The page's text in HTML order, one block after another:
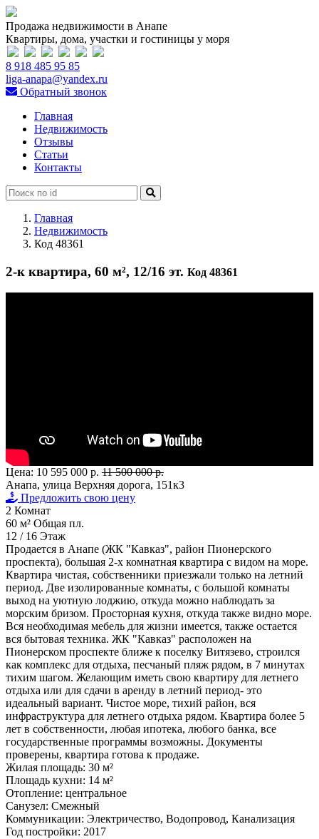
Продажа недвижимости в Анапе
Квартиры, дома, участки и гостиницы у моря
8 918 485 95 85
liga-anapa@yandex.ru
Обратный звонок
Главная
Недвижимость
Отзывы
Статьи
Контакты
Главная
Недвижимость
Код 48361
2-к квартира, 60 м², 12/16 эт. Код 48361
Цена: 10 595 000 р. 11 500 000 р.
Анапа, улица Верхняя дорога, 151к3
Предложить свою цену
2 Комнат
60 м² Общая пл.
12 / 16 Этаж
Продается в Анапе (ЖК "Кавказ", район Пионерского
проспекта), большая 2-х комнатная квартира с видом на море.
Квартира чистая, собственники приезжали только на летний
период. Две изолированные комнаты, с большой комнаты
выход на уютную лоджию, откуда можно наблюдать за
морским бризом. Просторная кухня, откуда также видно море.
Вся необходимая мебель для жизни имеется, также остается
вся бытовая техника. ЖК "Кавказ" расположен на
Пионерском проспекте ближе к поселку Витязево, строился
как комплекс для отдыха, песчаный пляж рядом, в 7 минутах
тихим шагом. Желающим иметь свою квартиру для летнего
отдыха или для сдачи в аренду в летний период- это
идеальный вариант. Чистое море, тихий район, вся
инфраструктура для летнего отдыха рядом. Квартира более 5
лет в собственности, любая ипотека, любого банка, все
государственные программы возможны. Документы
проверены, квартира готова к продаже.
Жилая площадь: 30 м²
Площадь кухни: 14 м²
Отопление: центральное
Санузел: Смежный
Коммуникации: Электричество, Водопровод, Канализация
Год постройки: 2017